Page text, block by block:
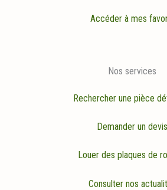
Accéder à mes
Nos services
Rechercher une pièce
Demander un devis
Louer des plaques de
Consulter nos